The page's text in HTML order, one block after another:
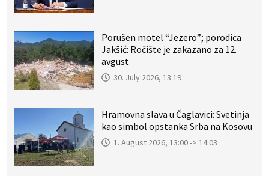
Porušen motel “Jezero”; porodica
Jakšić: Ročište je zakazano za 12.
avgust
30. July 2026, 13:19
Hramovna slava u Čaglavici: Svetinja
kao simbol opstanka Srba na Kosovu
1. August 2026, 13:00 -> 14:03